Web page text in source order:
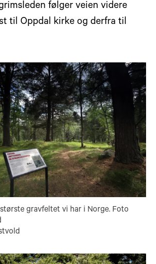
følger veien videre
til Oppdal kirke og derfra til
gravfeltet vi har i Norge. Foto